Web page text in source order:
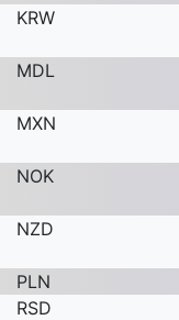
KRW
MDL
MXN
NOK
NZD
PLN
RSD